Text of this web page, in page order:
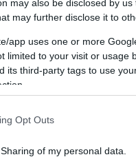
may also be disclosed by
may further disclose it to
app uses one or more
limited to your visit or usage
its third-party tags to use
Opt Outs
of my personal data.
seši deputāti
(JKP) frakcija,
šim nav rasts
to, ka